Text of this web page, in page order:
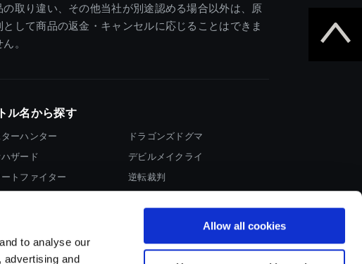
to analyse our
advertising and
Allow all cookies
の取り違い、その他当社が別途認める場合以外は、原
として商品の返金・キャンセルに応じることはできま
。
ル名から探す
ーハンター
ザード
トファイター
ドラゴンズドグマ
デビルメイクライ
逆転裁判